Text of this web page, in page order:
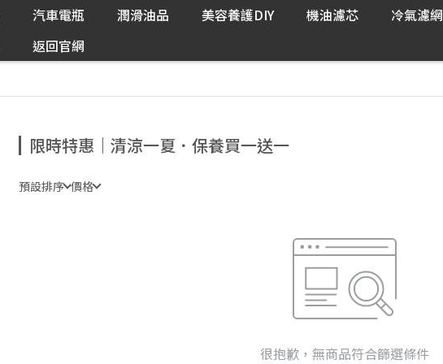
汽車電瓶 潤滑油品 美容養護DIY 機油濾芯 冷氣濾網
返回官網
限時特惠｜清涼一夏．保養買一送一
預設排序 價格
很抱歉，無商品符合篩選條件